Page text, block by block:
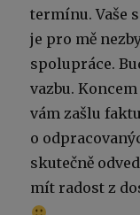
termínu. Vaše
je pro mě
spolupráce.
vazbu.
vám zašlu
o
skutečně
mít radost z